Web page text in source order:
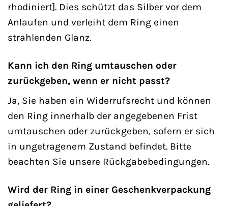
rhodiniert]. Dies schützt das Silber vor dem
Anlaufen und verleiht dem Ring einen
strahlenden Glanz.
Kann ich den Ring umtauschen oder
zurückgeben, wenn er nicht passt?
Ja, Sie haben ein Widerrufsrecht und können
den Ring innerhalb der angegebenen Frist
umtauschen oder zurückgeben, sofern er sich
in ungetragenem Zustand befindet. Bitte
beachten Sie unsere Rückgabebedingungen.
Wird der Ring in einer Geschenkverpackung